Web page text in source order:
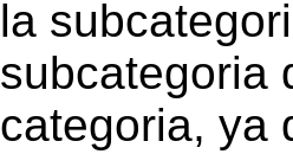
la
subcategoria
categoria, ya